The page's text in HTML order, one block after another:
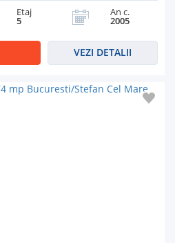
Etaj
5
An c.
2005
VEZI DETALII